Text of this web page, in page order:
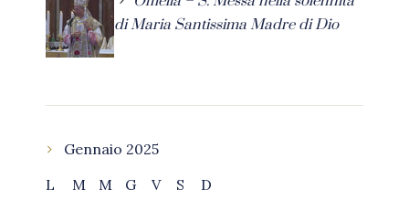
di Maria Santissima Madre di Dio
Gennaio 2025
L
M M G V S
D